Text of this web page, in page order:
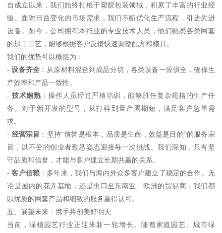
自成立以来，我们始终扎根于塑胶包装领域，积累了丰富的行业经
验。面对日益变化的市场需求，我们不断优化生产流程，引进先进
设备。如今，公司拥有本行业的专业技术人员，他们熟悉各类网套
的加工工艺，能够根据客户反馈快速调整配方和模具。
我们的优势可以概括为：
-设备齐全 ：从原材料混合到成品分切，各类设备一应俱全，确保生
产效率和产品一致性。
- 技术娴熟 ：操作人员经过严格培训，能够胜任复杂规格的生产任
务。对于新开发的型号，从打样到量产周期短，满足客户急单需
求。
- 经营宗旨 ：坚持“信誉是根本，品质是生命，效益是目的”的服务宗
旨，以不变的创业者勤恳姿态迎接每一次挑战。我们深知，只有坚
守品质和信誉，才能与客户建立长期共赢的关系。
-客户信赖 ：多年来，我们与海内外众多客户建立了稳定的合作。无
论是国内的花卉基地，还是出口至东南亚、欧洲的贸易商，我们都
以优质的网套产品和细致的服务赢得认可。
五、展望未来：携手共创美好明天
当前，绿植园艺行业正迎来新一轮增长。随着家庭园艺、城市绿